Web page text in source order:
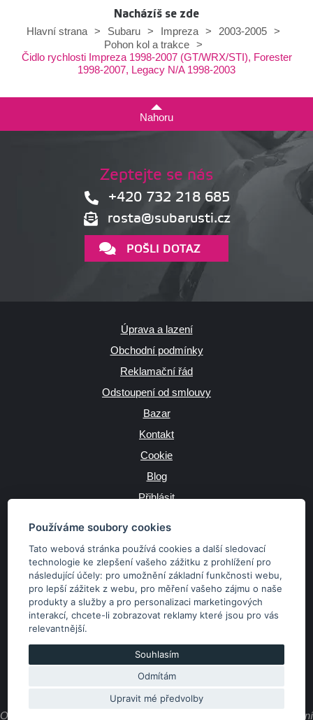
Používáme soubory cookies
Tato webová stránka používá cookies a další sledovací
technologie ke zlepšení vašeho zážitku z prohlížení pro
následující účely: pro umožnění základní funkčnosti webu,
pro lepší zážitek z webu, pro měření vašeho zájmu o naše
produkty a služby a pro personalizaci marketingových
interakcí,chcete-li zobrazovat reklamy které jsou pro vás
relevantnější.
Souhlasím
Odmítám
Upravit mé předvolby
Nacházíš se zde
Hlavní strana
> Subaru > Impreza > 2003-2005
>
Pohon kol a trakce
>
Čidlo rychlosti Impreza 1998-2007 (GT/WRX/STI), Forester
1998-2007, Legacy N/A 1998-2003
Nahoru
Zeptejte se nás
+420 732 218 685
rosta@subarusti.cz
POŠLI DOTAZ
Úprava a lazení
Obchodní podmínky
Reklamační řád
Odstoupení od smlouvy
Bazar
Kontakt
Cookie
Blog
Přihlásit
JAZYK
Kč €
Copyright © 2026 SubaruSTI.cz. Všechna práva vyhrazena.
Obsah stránek je majetkem provozovatele. Kopírování, zveřejňování